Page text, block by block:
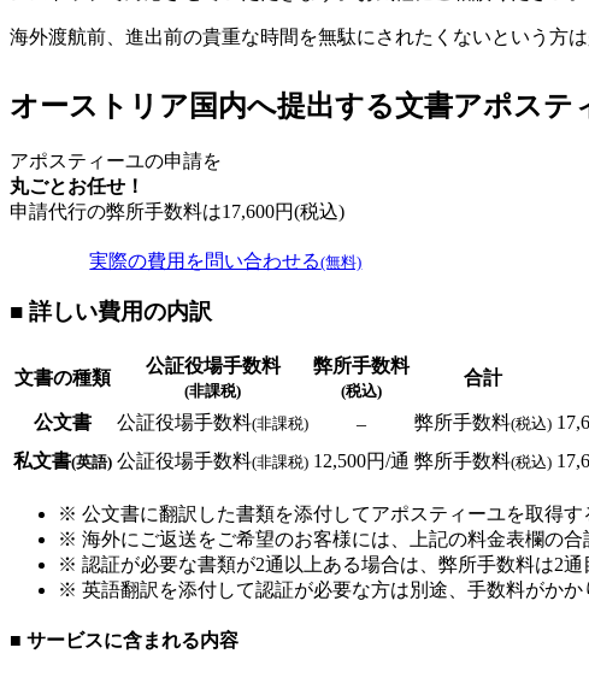
海外渡航前、進出前の貴重な時間を無駄にされたくないという方
オーストリア国内へ提出する文書アポステ
アポスティーユの申請を
丸ごとお任せ！
申請代行の弊所手数料は17,600円(税込)
実際の費用を問い合わせる(無料)
■ 詳しい費用の内訳
文書の種類
公証役場手数料
(非課税)
弊所手数料
(税込)
合計
公文書 公証役場手数料(非課税) – 弊所手数料(税込)
私文書(英語) 公証役場手数料(非課税) 12,500円/通 弊所手数料(税込)
※ 公文書に翻訳した書類を添付してアポスティーユを取得す
※ 海外にご返送をご希望のお客様には、上記の料金表欄の合
※ 認証が必要な書類が2通以上ある場合は、弊所手数料は2通
※ 英語翻訳を添付して認証が必要な方は別途、手数料がかか
■ サービスに含まれる内容